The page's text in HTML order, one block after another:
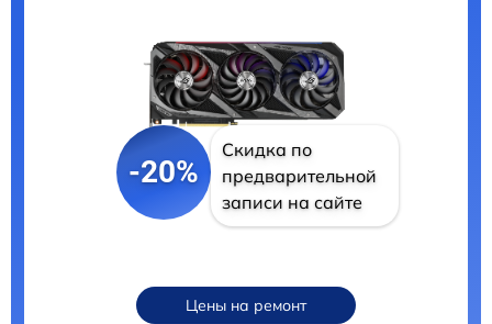
-20%
Скидка по
предварительной
записи на сайте
Цены на ремонт